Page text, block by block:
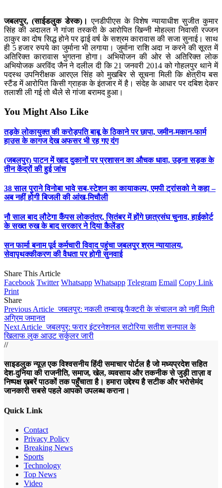
जबलपुर, (साईडलुक डेस्क)। एनडीपीएस के विशेष न्यायाधीश सुजीत कुमार
सिंह की अदालत ने गांजा तस्करी के आरोपित खिन्नी मोहल्ला निवासी रज्जन
ठाकुर का दोष सिद्ध होने पर ढ़ाई वर्ष के सश्रम कारावास की सजा सुनाई। साथ
ही 5 हजार रुपये का जुर्माना भी लगाया। जुर्माना राशि अदा न करने की सूरत में
अतिरिक्त कारावास भुगतना होगा। अभियोजन की ओर से अतिरिक्त लोक
अभियोजक अरविंद जैन ने दलील दी कि 21 जनवरी 2014 को गोहलपुर थाने में
पदस्थ उपनिरीक्षक आरएल सिंह को मुखबिर से सूचना मिली कि क्षेत्रीय बस
स्टैंड में आरोपित किसी ग्राहक के इंतजार में है। संदेह के आधार पर दबिश देकर
तलाशी ली गई तो थैले से गांजा बरामद हुआ।
You Might Also Like
तड़के लोकायुक्त की करोड़पति बाबू के ठिकाने पर छापा, जमीन-मकान-फार्म
हाउस के कागज देख अफसर भी रह गए दंग
(जबलपुर) पाटन में खाद दुकानों पर प्रशासन का औचक धावा, उड़ना सड़क के
तीन केंद्रों की हुई जांच
38 साल पुराने विनोबा भावे सब-स्टेशन का कायाकल्प, एमपी ट्रांसको ने कहा –
अब नहीं होगी बिजली की आंख-मिचौली
नौ साल बाद लौटेगा कैंपस लोकतंत्र, सितंबर में होंगे छात्रसंघ चुनाव, हाईकोर्ट
के सख्त रुख के बाद सरकार ने दिया कैलेंडर
सन फार्मा बनाम पूर्व कर्मचारी विवाद पहुंचा जबलपुर श्रम न्यायालय,
सेवापृथक्कीकरण की वैधता पर होगी सुनवाई
Share This Article
Facebook Twitter Whatsapp Whatsapp Telegram Email Copy Link
Print
Share
Previous Article जबलपुर: नकली तम्बाखू फैक्टरी के संचालन को नहीं मिली
अग्रिम जमानत
Next Article जबलपुर: फरार इंटरनेशनल सटोरिया सतीश सनपाल के
खिलाफ लुक आउट सर्कुलर जारी
//
साइडलुक न्यूज़ एक विश्वसनीय हिंदी समाचार पोर्टल है जो मध्यप्रदेश सहित
देश-दुनिया की राजनीति, समाज, खेल, व्यवसाय और तकनीक से जुड़ी ताज़ा व
निष्पक्ष ख़बरें पाठकों तक पहुँचाता है। हमारा उद्देश्य है सटीक और भरोसेमंद
जानकारी सबसे पहले आपको उपलब्ध कराना।
Quick Link
Contact
Privacy Policy
Breaking News
Sports
Technology
Top News
Video